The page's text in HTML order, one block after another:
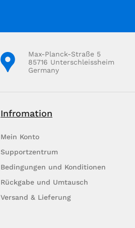
Max-Planck-Straße 5
85716 Unterschleissheim
Germany
Infromation
Mein Konto
Supportzentrum
Bedingungen und Konditionen
Rückgabe und Umtausch
Versand & Lieferung